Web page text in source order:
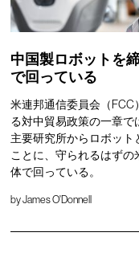
中国製ロボットを
で回っている
米連邦通信委員会（
る対中貿易政策の一章で
主要研究所からロボッ
ことに、守られるはず
体で回っている。
byJames O'Donnell